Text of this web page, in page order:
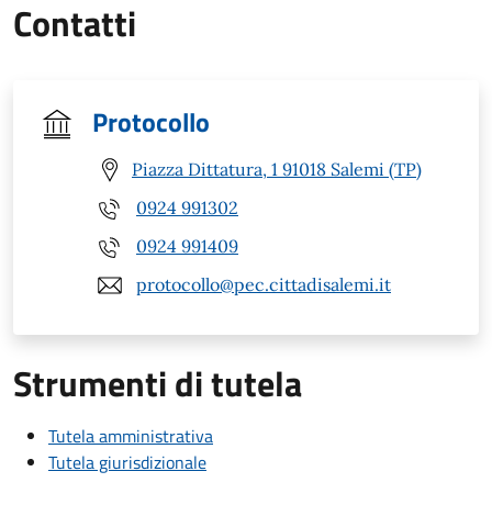
Contatti
Protocollo
Piazza Dittatura, 1 91018 Salemi (TP)
0924 991302
0924 991409
protocollo@pec.cittadisalemi.it
Strumenti di tutela
Tutela amministrativa
Tutela giurisdizionale